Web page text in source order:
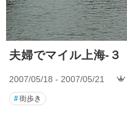
夫婦でマイル上海-３
2007/05/18 - 2007/05/21
#街歩き